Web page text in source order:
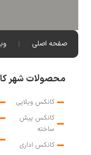
صفحه اصلی
محصولات شهر
کانکس ویلایی
کانکس پیش
ساخته
کانکس اداری